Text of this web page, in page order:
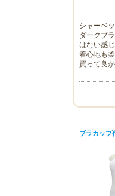
シャーベ
ダークブ
はない感
着心地も
買って良
ブラカップ